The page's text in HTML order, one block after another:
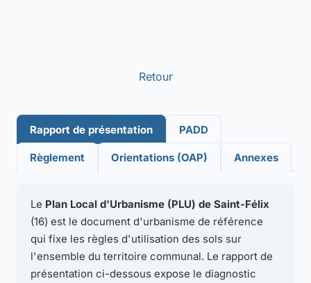
Retour
Rapport de présentation PADD
Règlement Orientations (OAP) Annexes
Le Plan Local d'Urbanisme (PLU) de Saint-Félix
(16) est le document d'urbanisme de référence
qui fixe les règles d'utilisation des sols sur
l'ensemble du territoire communal. Le rapport de
présentation ci-dessous expose le diagnostic